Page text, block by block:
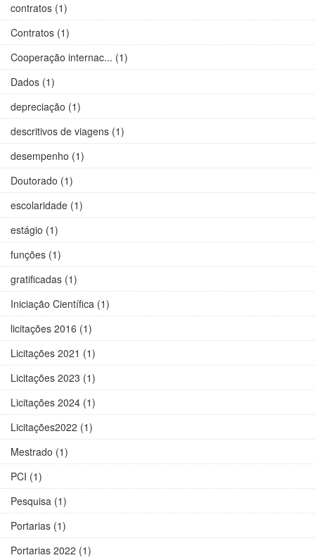
contratos (1)
Contratos (1)
Cooperação internac... (1)
Dados (1)
depreciação (1)
descritivos de viagens (1)
desempenho (1)
Doutorado (1)
escolaridade (1)
estágio (1)
funções (1)
gratificadas (1)
Iniciação Científica (1)
licitações 2016 (1)
Licitações 2021 (1)
Licitações 2023 (1)
Licitações 2024 (1)
Licitações2022 (1)
Mestrado (1)
PCI (1)
Pesquisa (1)
Portarias (1)
Portarias 2022 (1)